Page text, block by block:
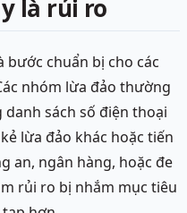
là rủi ro
bước chuẩn bị cho các
nhóm lừa đảo thường
sách số điện thoại
lừa đảo khác hoặc tiến
an, ngân hàng, hoặc đe
rủi ro bị nhắm mục tiêu